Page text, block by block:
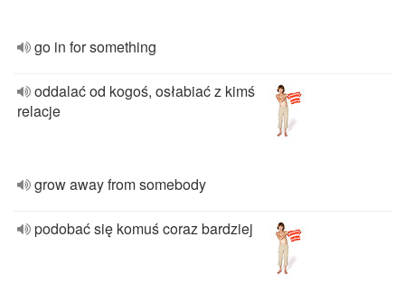
go in for something
oddalać od kogoś, osłabiać z kimś
relacje
grow away from somebody
podobać się komuś coraz bardziej